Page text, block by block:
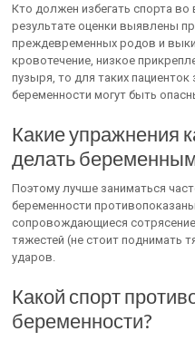
Кто должен избегать спорта
результате оценки выявлены
преждевременных родов и
кровотечение, низкое
пузыря, то для таких
беременности могут быть
Какие упражнения
делать
Поэтому лучше заниматься
беременности
сопровождающиеся
тяжестей (не стоит поднимать
ударов.
Какой спорт
беременности?